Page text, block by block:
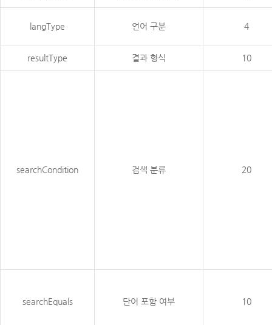
langType 언어 구분 4
resultType 결과 형식 10
searchCondition 검색 분류 20
searchEquals 단어 포함 여부 10